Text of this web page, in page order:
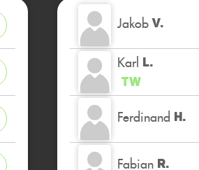
Jakob V.
Karl L.
TW
Ferdinand H.
Fabian R.